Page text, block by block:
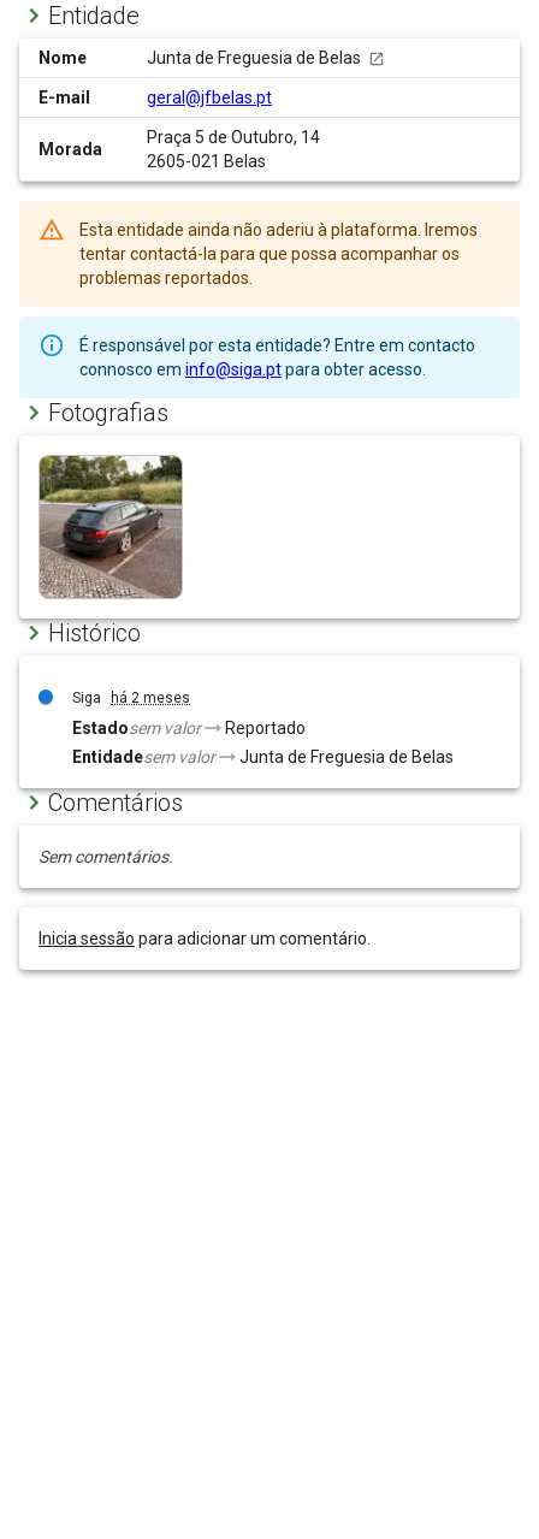
Entidade
Nome Junta de Freguesia de Belas
E-mail geral@jfbelas.pt
Morada
Praça 5 de Outubro, 14
2605-021 Belas
Esta entidade ainda não aderiu à plataforma. Iremos
tentar contactá-la para que possa acompanhar os
problemas reportados.
É responsável por esta entidade? Entre em contacto
connosco em info@siga.ptpara obter acesso.
Fotografias
Histórico
Siga há 2 meses
Estadosem valor
Reportado
Entidadesem valor Junta de Freguesia de Belas
Comentários
Sem comentários.
Inicia sessão para adicionar um comentário.